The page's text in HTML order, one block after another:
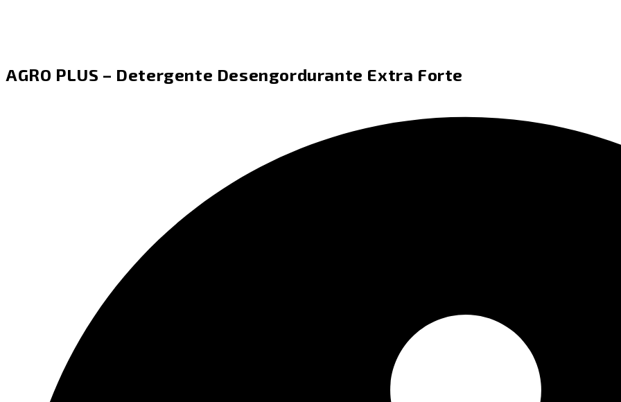
AGRO PLUS – Detergente Desengordurante Extra Forte